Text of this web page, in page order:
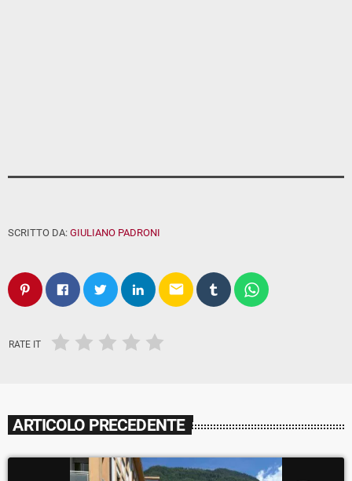
SCRITTO DA: GIULIANO PADRONI
email
RATE IT
ARTICOLO PRECEDENTE